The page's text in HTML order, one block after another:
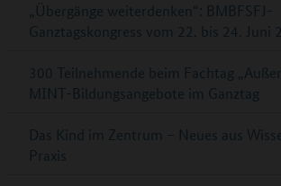
„Übergänge weiterdenken“: BMBFSFJ-
Ganztagskongress vom 22. bis 24. Juni
300 Teilnehmende beim Fachtag
MINT-Bildungsangebote im Ganztag
Das Kind im Zentrum – Neues aus
Praxis